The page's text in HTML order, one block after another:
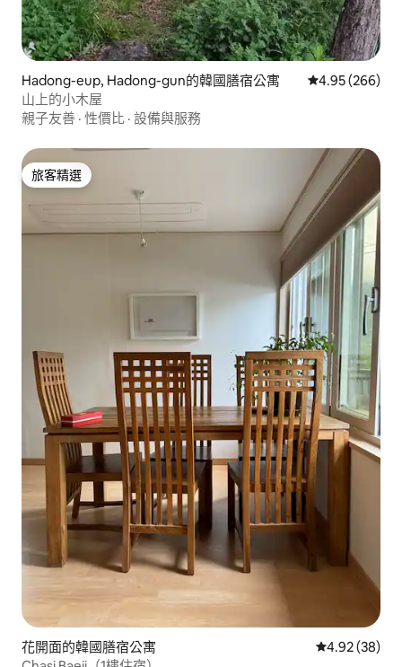
Hadong-eup, Hadong-gun的韓國膳宿公寓 從 266 則評價
4.95 (266)
山上的小木屋
親子友善 · 性價比 · 設備與服務
旅客精選
旅客精選
花開面的韓國膳宿公寓 從 38 則評價
4.92 (38)